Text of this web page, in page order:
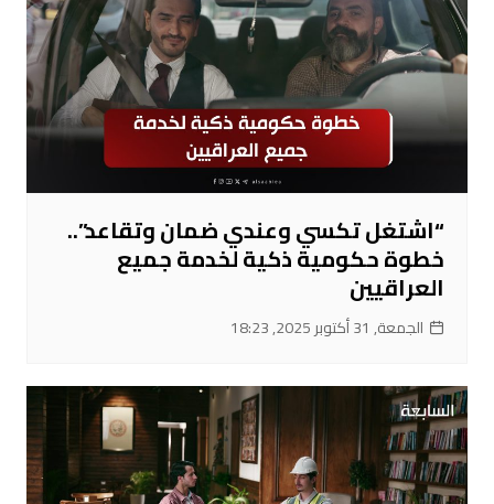
“اشتغل تكسي وعندي ضمان وتقاعد”..
خطوة حكومية ذكية لخدمة جميع
العراقيين
الجمعة, 31 أكتوبر 2025, 18:23